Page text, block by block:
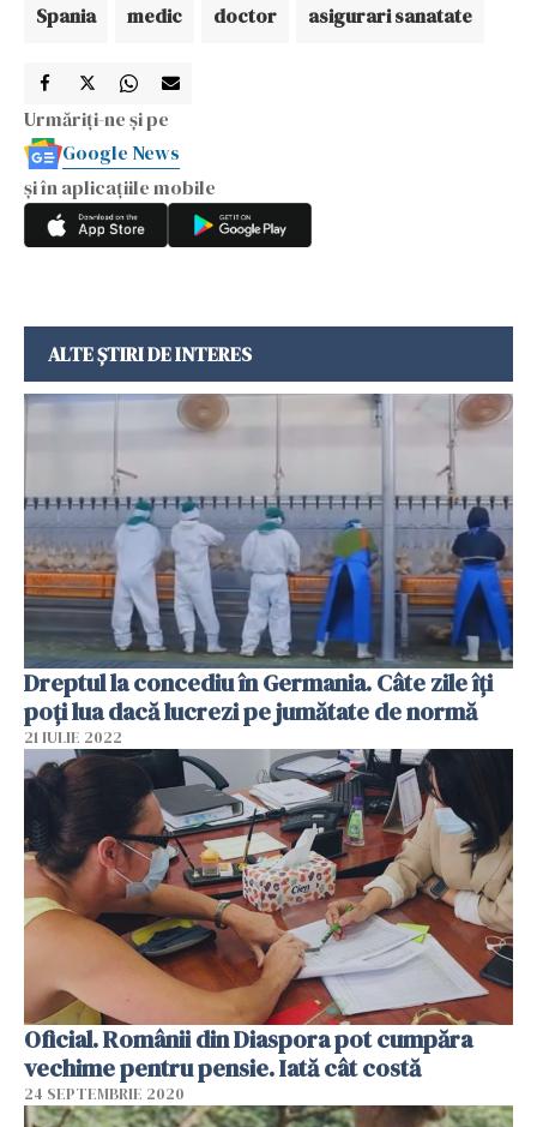
Spania medic doctor asigurari sanatate
Urmăriți-ne și pe
Google News
și în aplicațiile mobile
ALTE ȘTIRI DE INTERES
Dreptul la concediu în Germania. Câte zile îți
poți lua dacă lucrezi pe jumătate de normă
21 IULIE 2022
Oficial. Românii din Diaspora pot cumpăra
vechime pentru pensie. Iată cât costă
24 SEPTEMBRIE 2020